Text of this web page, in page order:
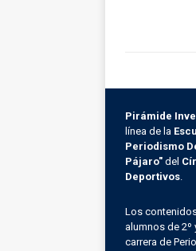
Pirámide
línea de la
Periodismo
Pájaro" del
Deportivos.
Los
alumnos de 2º
carrera de